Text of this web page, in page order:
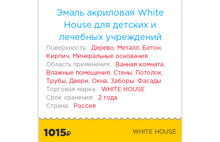
Эмаль акриловая White
House для детских и
лечебных учреждений
Поверхность:
Дерево, Металл, Бетон,
Кирпич, Минеральные основания
Область применения:
Ванная комната,
Влажные помещения, Стены, Потолок,
Трубы, Двери, Окна, Заборы, Фасады
Торговая марка:
WHITE HOUSE
Срок хранения:
2 года
Страна:
Россия
1015 WHITE HOUSE